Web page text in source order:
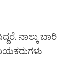
ನಾಲ್ಕು ಬಾರಿ